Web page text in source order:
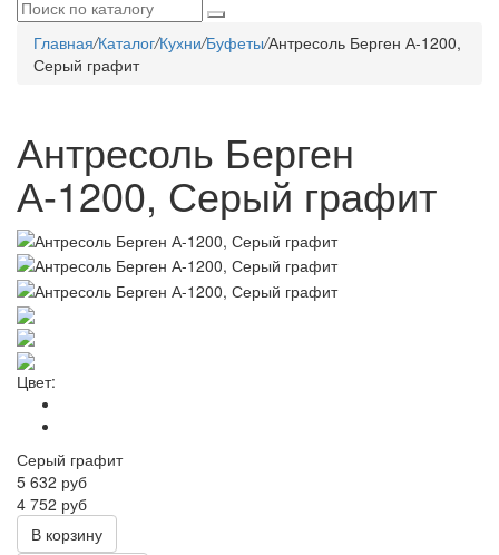
Главная/Каталог/Кухни/Буфеты/Антресоль Берген А-1200,
Серый графит
Антресоль Берген
А-1200, Серый графит
Цвет:
Серый графит
5 632 руб
4 752 руб
В корзину